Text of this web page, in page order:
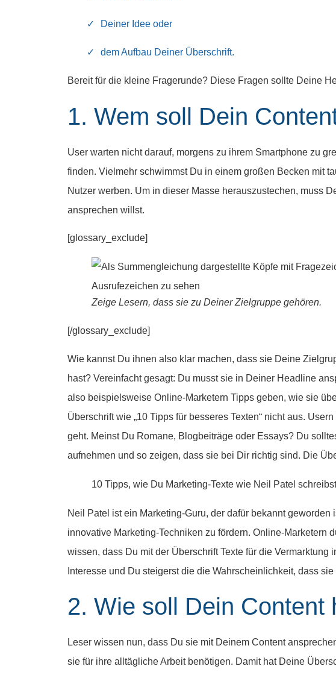
Deiner Idee oder
dem Aufbau Deiner Überschrift.
Bereit für die kleine Fragerunde? Diese Fragen sollte Deine
1. Wem soll Dein
User warten nicht darauf, morgens zu ihrem Smartphone zu
finden. Vielmehr schwimmst Du in einem großen Becken mit
Nutzer werben. Um in dieser Masse herauszustechen, muss
ansprechen willst.
[glossary_exclude]
Zeige Lesern, dass sie zu Deiner Zielgruppe gehören.
[/glossary_exclude]
Wie kannst Du ihnen also klar machen, dass sie Deine
hast? Vereinfacht gesagt: Du musst sie in Deiner Headline
also beispielsweise Online-Marketern Tipps geben, wie sie
Überschrift wie „10 Tipps für besseres Texten“ nicht aus.
geht. Meinst Du Romane, Blogbeiträge oder Essays? Du
aufnehmen und so zeigen, dass sie bei Dir richtig sind. Die
10 Tipps, wie Du Marketing-Texte wie Neil Patel schreibst
Neil Patel ist ein Marketing-Guru, der dafür bekannt
innovative Marketing-Techniken zu fördern. Online-Marketern
wissen, dass Du mit der Überschrift Texte für die Vermarktung
Interesse und Du steigerst die die Wahrscheinlichkeit, dass
2. Wie soll Dein Content
Leser wissen nun, dass Du sie mit Deinem Content
sie für ihre alltägliche Arbeit benötigen. Damit hat Deine